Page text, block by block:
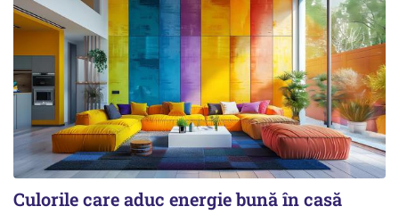
Culorile care aduc energie bună în casă